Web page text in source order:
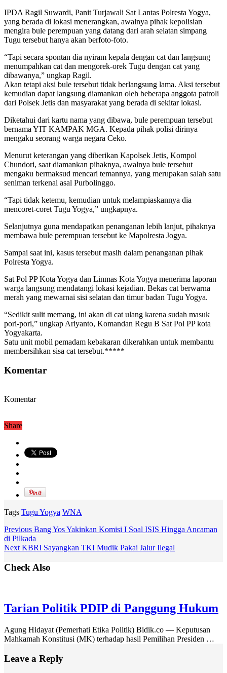
IPDA Ragil Suwardi, Panit Turjawali Sat Lantas Polresta Yogya,
yang berada di lokasi menerangkan, awalnya pihak kepolisian
mengira bule perempuan yang datang dari arah selatan simpang
Tugu tersebut hanya akan berfoto-foto.
“Tapi secara spontan dia nyiram kepala dengan cat dan langsung
menumpahkan cat dan mengorek-orek Tugu dengan cat yang
dibawanya,” ungkap Ragil.
Akan tetapi aksi bule tersebut tidak berlangsung lama. Aksi tersebut
kemudian dapat langsung diamankan oleh beberapa anggota patroli
dari Polsek Jetis dan masyarakat yang berada di sekitar lokasi.
Diketahui dari kartu nama yang dibawa, bule perempuan tersebut
bernama YIT KAMPAK MGA. Kepada pihak polisi dirinya
mengaku seorang warga negara Ceko.
Menurut keterangan yang diberikan Kapolsek Jetis, Kompol
Chundori, saat diamankan pihaknya, awalnya bule tersebut
mengaku bermaksud mencari temannya, yang merupakan salah satu
seniman terkenal asal Purbolinggo.
“Tapi tidak ketemu, kemudian untuk melampiaskannya dia
mencoret-coret Tugu Yogya,” ungkapnya.
Selanjutnya guna mendapatkan penanganan lebih lanjut, pihaknya
membawa bule perempuan tersebut ke Mapolresta Jogya.
Sampai saat ini, kasus tersebut masih dalam penanganan pihak
Polresta Yogya.
Sat Pol PP Kota Yogya dan Linmas Kota Yogya menerima laporan
warga langsung mendatangi lokasi kejadian. Bekas cat berwarna
merah yang mewarnai sisi selatan dan timur badan Tugu Yogya.
“Sedikit sulit memang, ini akan di cat ulang karena sudah masuk
pori-pori,” ungkap Ariyanto, Komandan Regu B Sat Pol PP kota
Yogyakarta.
Satu unit mobil pemadam kebakaran dikerahkan untuk membantu
membersihkan sisa cat tersebut.*****
Komentar
Komentar
Share
Tags Tugu Yogya WNA
Previous Bang Yos Yakinkan Komisi I Soal ISIS Hingga Ancaman
di Pilkada
Next KBRI Sayangkan TKI Mudik Pakai Jalur Ilegal
Check Also
Tarian Politik PDIP di Panggung Hukum
Agung Hidayat (Pemerhati Etika Politik) Bidik.co — Keputusan
Mahkamah Konstitusi (MK) terhadap hasil Pemilihan Presiden …
Leave a Reply